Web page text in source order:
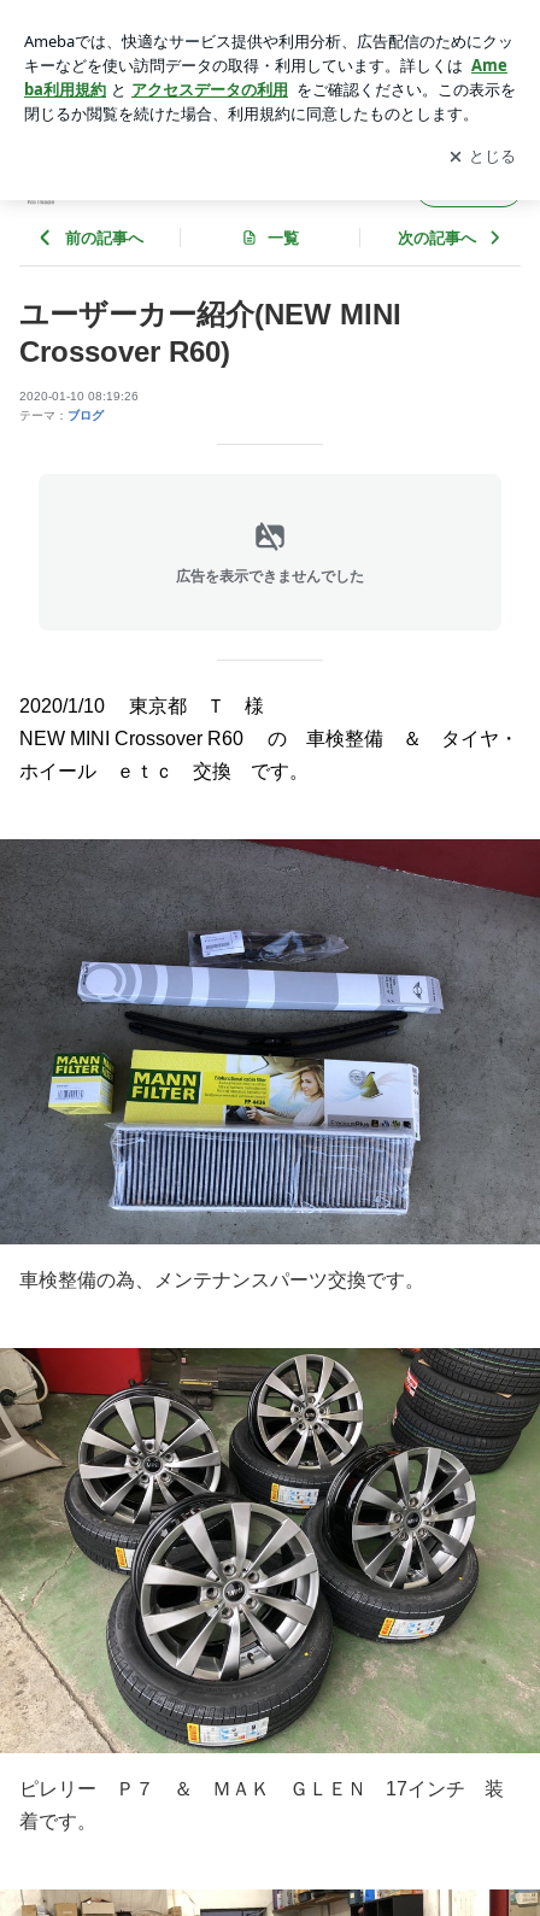
ログ
アプリをダウンロードして ブログの更新通知
を受け取りまし
ょう。
開く
前の記事へ 一覧 次の記事へ
ユーザーカー紹介(NEW MINI
Crossover R60)
2020-01-10 08:19:26
テーマ： ブログ
広告を表示できませんでした
2020/1/10 東京都 Ｔ 様
NEW MINI Crossover R60
の 車検整備 ＆ タイヤ・
ホイール ｅｔｃ 交換 です。
車検整備の為、メンテナンスパーツ交換です。
ピレリー Ｐ７ ＆ ＭＡＫ ＧＬＥＮ 17インチ 装
着です。